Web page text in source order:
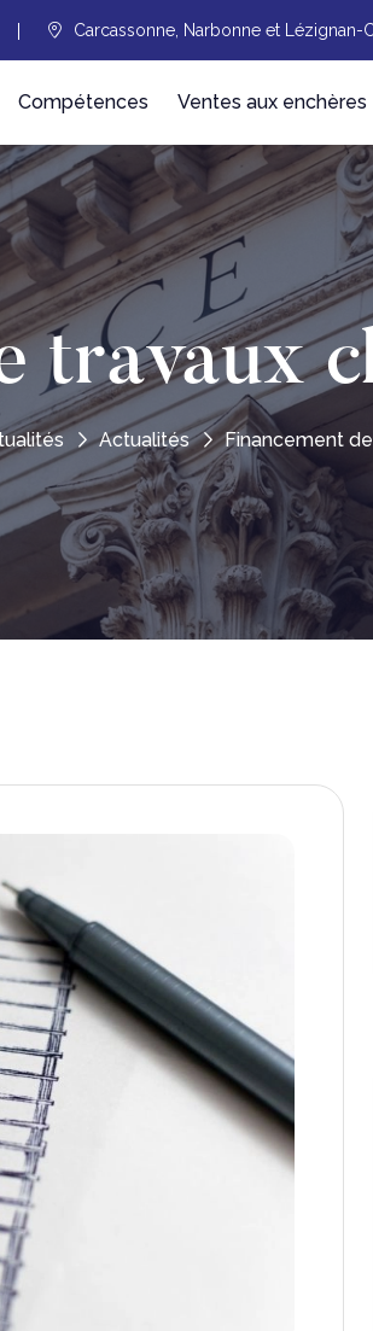
Carcassonne, Narbonne et Lézignan-
Compétences Ventes aux enchères
travaux
Actualités Financement